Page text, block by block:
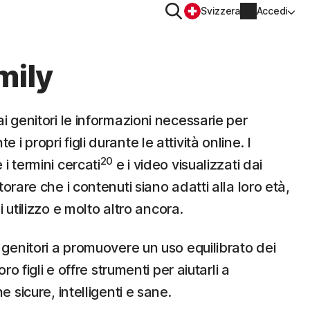
iOS™
Norton AntiTrack
CercaSvizzera Accedi
Informazioni account
Informazioni di fatturazione
Immetti la chiave prodotto
genitori le informazioni necessarie per
i propri figli durante le attività online. I
i termini cercati20 e i video visualizzati dai
che i contenuti siano adatti alla loro età,
utilizzo e molto altro ancora.
a promuovere un uso equilibrato dei
figli e offre strumenti per aiutarli a
sicure, intelligenti e sane.